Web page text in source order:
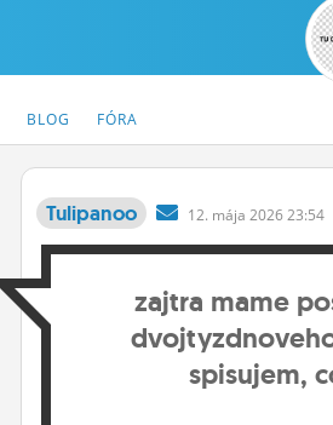
BLOG FÓRA
Tulipanoo 12. mája 2026 23:54
zajtra mame
spisujem,